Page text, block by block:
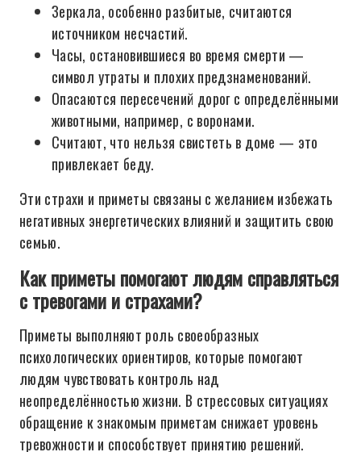
Зеркала, особенно разбитые, считаются
источником несчастий.
Часы, остановившиеся во время смерти —
символ утраты и плохих предзнаменований.
Опасаются пересечений дорог с определёнными
животными, например, с воронами.
Считают, что нельзя свистеть в доме — это
привлекает беду.
Эти страхи и приметы связаны с желанием избежать
негативных энергетических влияний и защитить свою
семью.
Как приметы помогают людям справляться
с тревогами и страхами?
Приметы выполняют роль своеобразных
психологических ориентиров, которые помогают
людям чувствовать контроль над
неопределённостью жизни. В стрессовых ситуациях
обращение к знакомым приметам снижает уровень
тревожности и способствует принятию решений.